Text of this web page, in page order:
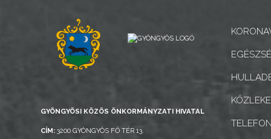
AZ
GYÖNGYÖSI KÖZÖS ÖNKORMÁNYZATI HIVATAL
CÍM: 3200 GYÖNGYÖS FŐ TÉR 13.